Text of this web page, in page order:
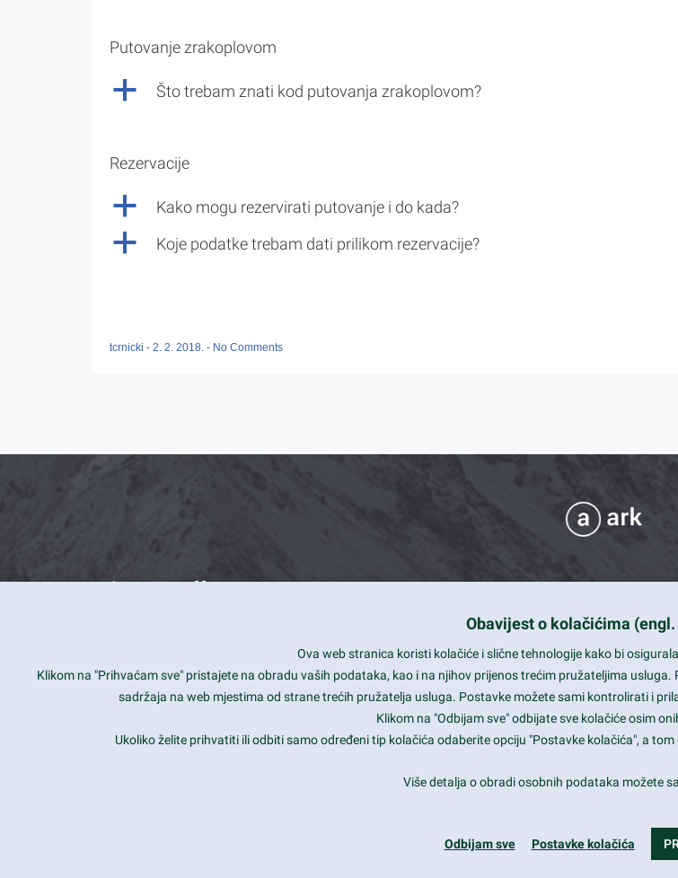
Putovanje zrakoplovom
a Što trebam znati kod putovanja zrakoplovom?
Rezervacije
a Kako mogu rezervirati putovanje i do kada?
a Koje podatke trebam dati prilikom rezervacije?
tcrnicki - 2. 2. 2018. - No Comments
What we offer
Is your website user friendly?
Ark offers weekly stunning designs.
Why our customers love Ark?
Smart and beautiful design
Unlimited Eelements
Mobile ready
Obavijest o kolačićima
Ova web stranica koristi kolačiće i slične tehnologije kako bi
Klikom na "Prihvaćam sve" pristajete na obradu vaših podataka, kao i na njihov prijenos trećim pružateljima
sadržaja na web mjestima od strane trećih pružatelja usluga. Postavke možete sami kontrolirati i
Klikom na "Odbijam sve" odbijate sve kolačiće osim
Ukoliko želite prihvatiti ili odbiti samo određeni tip kolačića odaberite opciju "Postavke kolačića", a
Više detalja o obradi osobnih podataka možete
Odbijam sve Postavke kolačića